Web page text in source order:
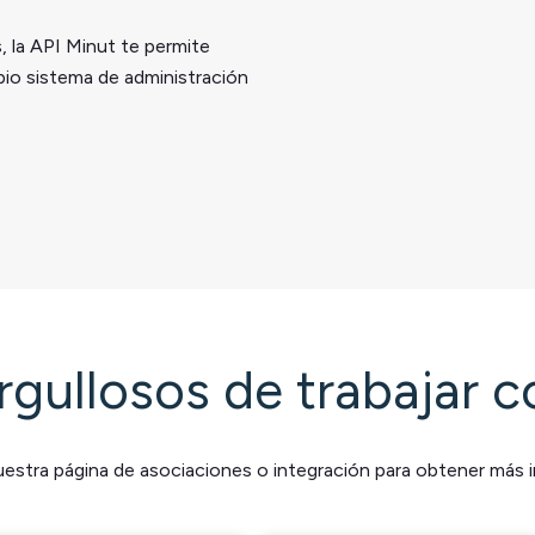
la API Minut te permite
sistema de administración
de trabajar
página de asociaciones o integración para obtener más